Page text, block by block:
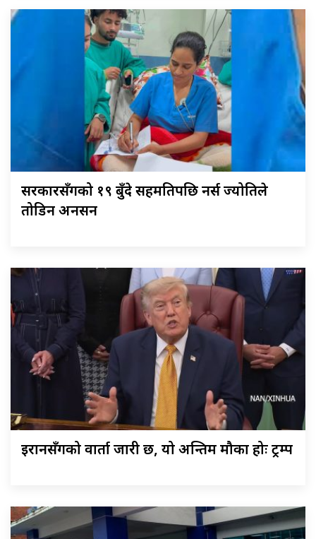
सरकारसँगको १९ बुँदे सहमतिपछि नर्स ज्योतिले
तोडिन अनसन
इरानसँगको वार्ता जारी छ, यो अन्तिम मौका होः ट्रम्प